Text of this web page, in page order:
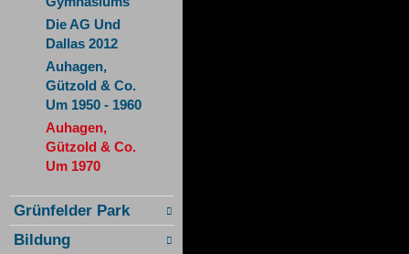
Die AG Und
Dallas 2012
Auhagen,
Gützold & Co.
Um 1950 - 1960
Auhagen,
Gützold & Co.
Um 1970
Grünfelder Park
Bildung